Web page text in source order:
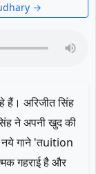
→
हैं। अरिजीत सिंह
ने अपनी खुद की
गाने 'तuition
गहराई है और